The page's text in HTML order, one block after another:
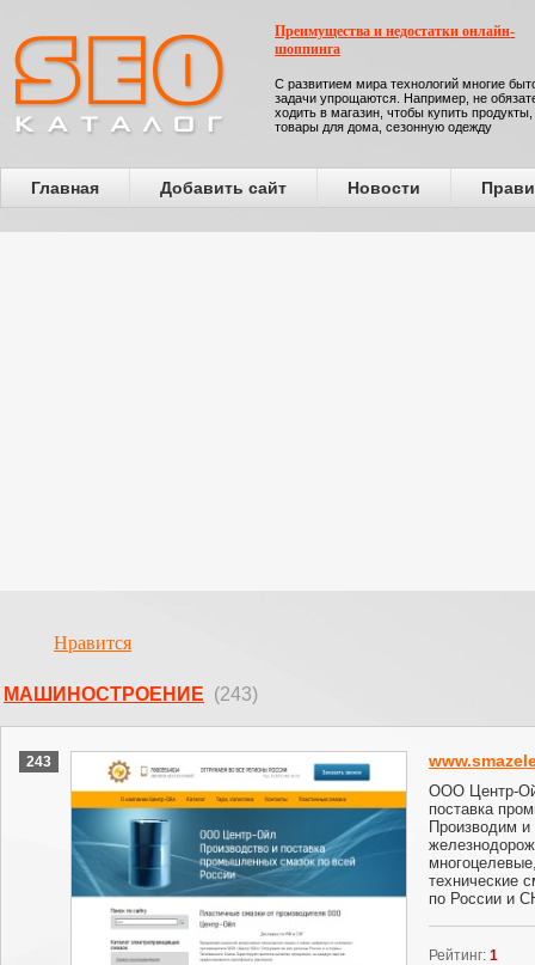
Преимущества и недостатки онлайн-
шоппинга
С развитием мира технологий многие
задачи упрощаются. Например, не
ходить в магазин, чтобы купить продукты,
товары для дома, сезонную одежду
Главная Добавить сайт Новости
Нравится
МАШИНОСТРОЕНИЕ (243)
243
ООО Центр-
поставка
Производим
технические
по России и
Рейтинг: 1